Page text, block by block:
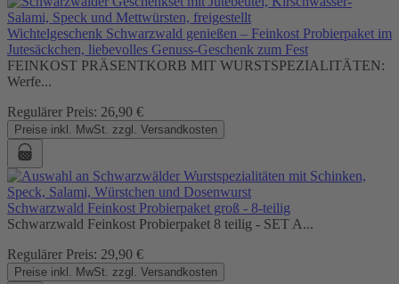
Wichtelgeschenk Schwarzwald genießen – Feinkost Probierpaket im
Jutesäckchen, liebevolles Genuss-Geschenk zum Fest
FEINKOST PRÄSENTKORB MIT WURSTSPEZIALITÄTEN:
Werfe...
Regulärer Preis: 26,90 €
Preise inkl. MwSt. zzgl. Versandkosten
Schwarzwald Feinkost Probierpaket groß - 8-teilig
Schwarzwald Feinkost Probierpaket 8 teilig - SET A...
Regulärer Preis: 29,90 €
Preise inkl. MwSt. zzgl. Versandkosten